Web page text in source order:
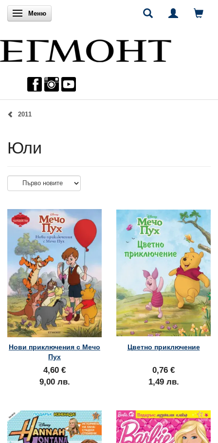
Включи навигацията
Меню
2011
Юли
Нови приключения с Мечо
Пух
4,60 €
9,00 лв.
Цветно приключение
0,76 €
1,49 лв.